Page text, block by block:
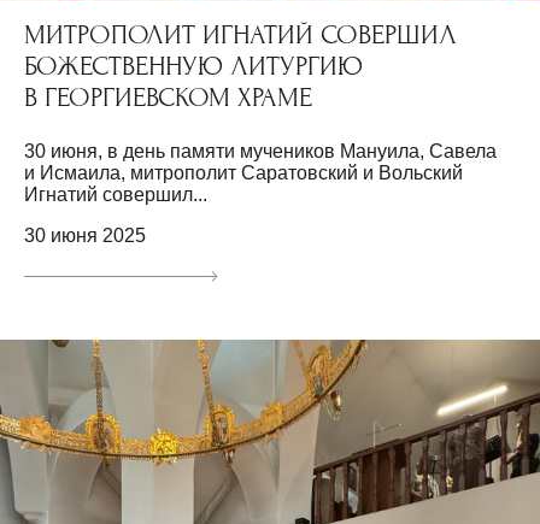
МИТРОПОЛИТ ИГНАТИЙ СОВЕРШИЛ
БОЖЕСТВЕННУЮ ЛИТУРГИЮ
В ГЕОРГИЕВСКОМ ХРАМЕ
30 июня, в день памяти мучеников Мануила, Савела
и Исмаила, митрополит Саратовский и Вольский
Игнатий совершил...
30 июня 2025